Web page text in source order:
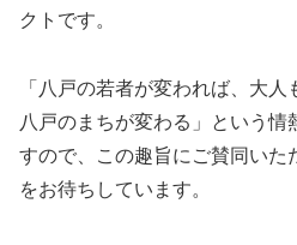
クトです。
「八戸の若者が変われば、大
八戸のまちが変わる」という情
すので、この趣旨にご賛同いた
をお待ちしています。